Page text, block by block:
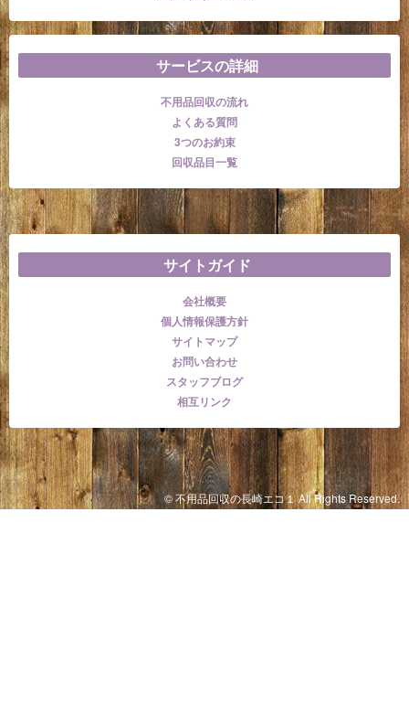
サービスの詳細
不用品回収の流れ
よくある質問
3つのお約束
回収品目一覧
サイトガイド
会社概要
個人情報保護方針
サイトマップ
お問い合わせ
スタッフブログ
相互リンク
© 不用品回収の長崎エコ１ All Rights Reserved.